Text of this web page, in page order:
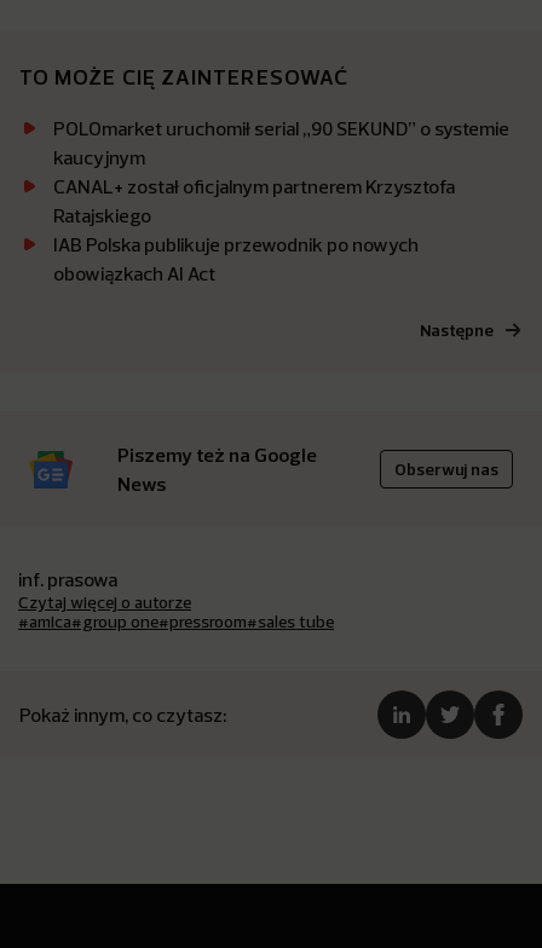
TO MOŻE CIĘ ZAINTERESOWAĆ
POLOmarket uruchomił serial „90 SEKUND” o systemie
kaucyjnym
CANAL+ został oficjalnym partnerem Krzysztofa
Ratajskiego
IAB Polska publikuje przewodnik po nowych
obowiązkach AI Act
Następne
Piszemy też na Google
News
Obserwuj nas
inf. prasowa
Czytaj więcej o autorze
#amica#group one#pressroom#sales tube
Pokaż innym, co czytasz: